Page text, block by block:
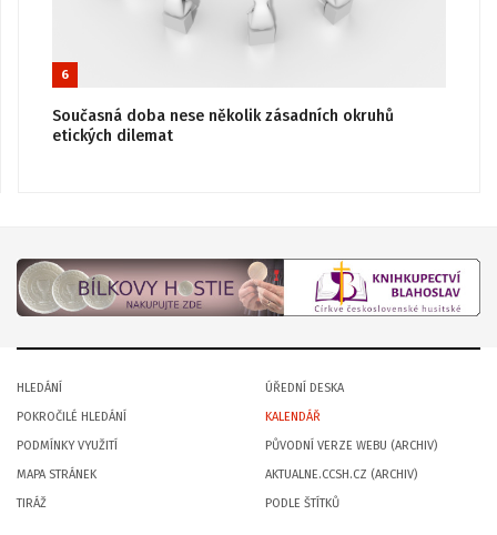
6
Současná doba nese několik zásadních okruhů
etických dilemat
HLEDÁNÍ
POKROČILÉ HLEDÁNÍ
PODMÍNKY VYUŽITÍ
MAPA STRÁNEK
TIRÁŽ
ÚŘEDNÍ DESKA
KALENDÁŘ
PŮVODNÍ VERZE WEBU (ARCHIV)
AKTUALNE.CCSH.CZ (ARCHIV)
PODLE ŠTÍTKŮ